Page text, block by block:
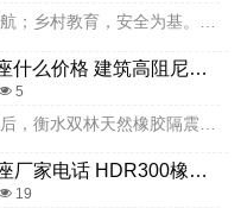
LRB600铅芯支座什么价格 建筑高阻尼隔震支座生产厂家 LNR1000天然隔震支座
5
LNR500隔震支座厂家电话 HDR300橡胶隔震支座厂家 建筑隔震橡胶支座加工
19